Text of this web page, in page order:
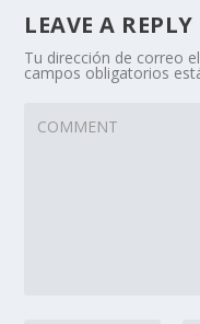
LEAVE A REPLY
Tu dirección de correo
campos obligatorios